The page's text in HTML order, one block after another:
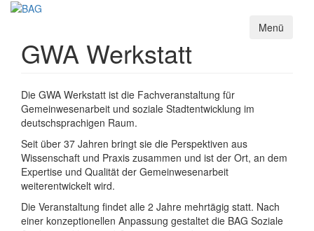
Direkt
Menü
GWA Werkstatt
Die GWA Werkstatt ist die Fachveranstaltung für
Gemeinwesenarbeit und soziale Stadtentwicklung im
deutschsprachigen Raum.
Seit über 37 Jahren bringt sie die Perspektiven aus
Wissenschaft und Praxis zusammen und ist der Ort, an dem
Expertise und Qualität der Gemeinwesenarbeit
weiterentwickelt wird.
Die Veranstaltung findet alle 2 Jahre mehrtägig statt. Nach
einer konzeptionellen Anpassung gestaltet die BAG Soziale